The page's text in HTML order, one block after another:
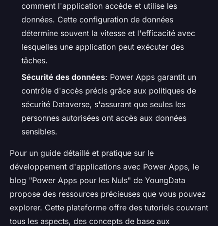
comment l'application accède et utilise les
données. Cette configuration de données
détermine souvent la vitesse et l'efficacité avec
lesquelles une application peut exécuter des
tâches.
Sécurité des données: Power Apps garantit un
contrôle d'accès précis grâce aux politiques de
sécurité Dataverse, s'assurant que seules les
personnes autorisées ont accès aux données
sensibles.
Pour un guide détaillé et pratique sur le
développement d'applications avec Power Apps, le
blog "Power Apps pour les Nuls" de YoungData
propose des ressources précieuses que vous pouvez
explorer. Cette plateforme offre des tutoriels couvrant
tous les aspects, des concepts de base aux